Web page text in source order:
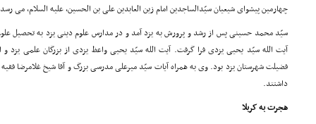
چهارمین پیشوای شیعیان سیّدالساجدین امام زین العابدین علی بن الحسین، علیه السلام، می
سیّد محمد حسینی پس از رشد و پرورش به یزد آمد و در مدارس علوم دینی یزد به تحصیل
آیت الله سیّد یحیی یزدی فرا گرفت. آیت الله سیّد یحیی واعظ یزدی از بزرگان علمی یزد و
فضیلت شهرستان یزد بود. وی به همراه آیات سیّد میرعلی مدرسی بزرگ و آقا شیخ غلامرضا
داشتند.
هجرت به کربلا